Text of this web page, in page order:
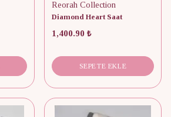
Reorah Collection
Diamond Heart Saat
1,400.90 ₺
SEPETE EKLE